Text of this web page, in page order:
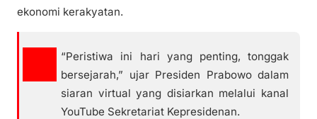
ekonomi kerakyatan.
“Peristiwa ini hari yang penting, tonggak
bersejarah,” ujar Presiden Prabowo dalam
siaran virtual yang disiarkan melalui kanal
YouTube Sekretariat Kepresidenan.